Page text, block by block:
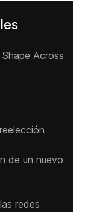
Across
de un nuevo
redes